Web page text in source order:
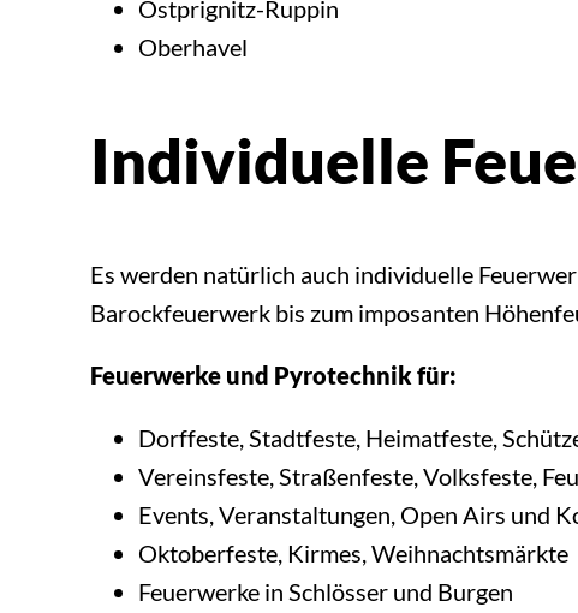
Ostprignitz-Ruppin
Oberhavel
Individuelle
Es werden natürlich auch individuelle
Barockfeuerwerk bis zum imposanten
Feuerwerke und Pyrotechnik für:
Dorffeste, Stadtfeste, Heimatfeste,
Vereinsfeste, Straßenfeste, Volksfeste,
Events, Veranstaltungen, Open Airs und
Oktoberfeste, Kirmes, Weihnachtsmärkte
Feuerwerke in Schlösser und Burgen